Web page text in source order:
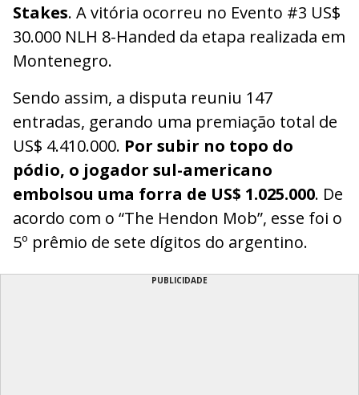
Stakes. A vitória ocorreu no Evento #3 US$
30.000 NLH 8-Handed da etapa realizada em
Montenegro.
Sendo assim, a disputa reuniu 147
entradas, gerando uma premiação total de
US$ 4.410.000. Por subir no topo do
pódio, o jogador sul-americano
embolsou uma forra de US$ 1.025.000. De
acordo com o “The Hendon Mob”, esse foi o
5º prêmio de sete dígitos do argentino.
PUBLICIDADE